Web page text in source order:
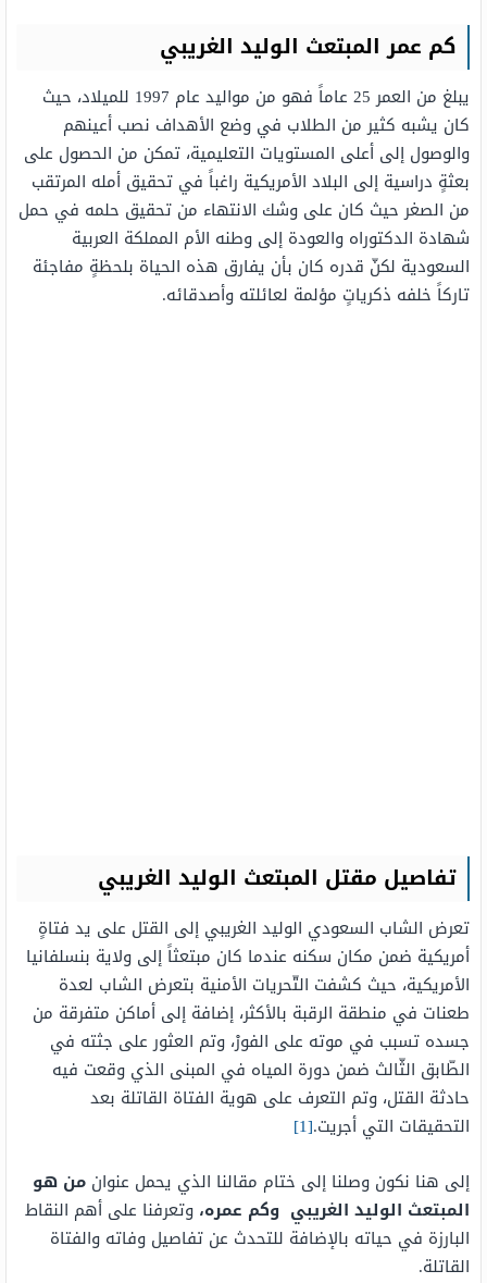
كم عمر المبتعث الوليد الغريبي
يبلغ من العمر 25 عاماً فهو من مواليد عام 1997 للميلاد، حيث
كان يشبه كثير من الطلاب في وضع الأهداف نصب أعينهم
والوصول إلى أعلى المستويات التعليمية، تمكن من الحصول على
بعثةٍ دراسية إلى البلاد الأمريكية راغباً في تحقيق أمله المرتقب
من الصغر حيث كان على وشك الانتهاء من تحقيق حلمه في حمل
شهادة الدكتوراه والعودة إلى وطنه الأم المملكة العربية
السعودية لكنّ قدره كان بأن يفارق هذه الحياة بلحظةٍ مفاجئة
تاركاً خلفه ذكرياتٍ مؤلمة لعائلته وأصدقائه.
تفاصيل مقتل المبتعث الوليد الغريبي
تعرض الشاب السعودي الوليد الغريبي إلى القتل على يد فتاةٍ
أمريكية ضمن مكان سكنه عندما كان مبتعثاً إلى ولاية بنسلفانيا
الأمريكية، حيث كشفت التّحريات الأمنية بتعرض الشاب لعدة
طعنات في منطقة الرقبة بالأكثر، إضافة إلى أماكن متفرقة من
جسده تسبب في موته على الفورْ، وتم العثور على جثته في
الطّابق الثّالث ضمن دورة المياه في المبنى الذي وقعت فيه
حادثة القتل، وتم التعرف على هوية الفتاة القاتلة بعد
التحقيقات التي أجريت.[1]
إلى هنا نكون وصلنا إلى ختام مقالنا الذي يحمل عنوان من هو
المبتعث الوليد الغريبي وكم عمره، وتعرفنا على أهم النقاط
البارزة في حياته بالإضافة للتحدث عن تفاصيل وفاته والفتاة
القاتلة.